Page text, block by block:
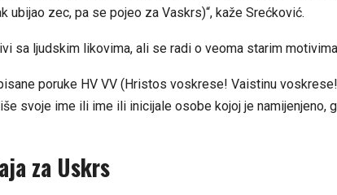
ubijao zec, pa se pojeo za Vaskrs)“, kaže Srećković.
sa ljudskim likovima, ali se radi o veoma starim
poruke HV VV (Hristos voskrese! Vaistinu
svoje ime ili ime ili inicijale osobe kojoj je namijenjeno,
za Uskrs